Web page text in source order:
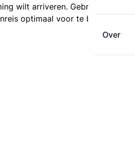
Over
wilt arriveren. Gebruik de
optimaal voor te bereiden.